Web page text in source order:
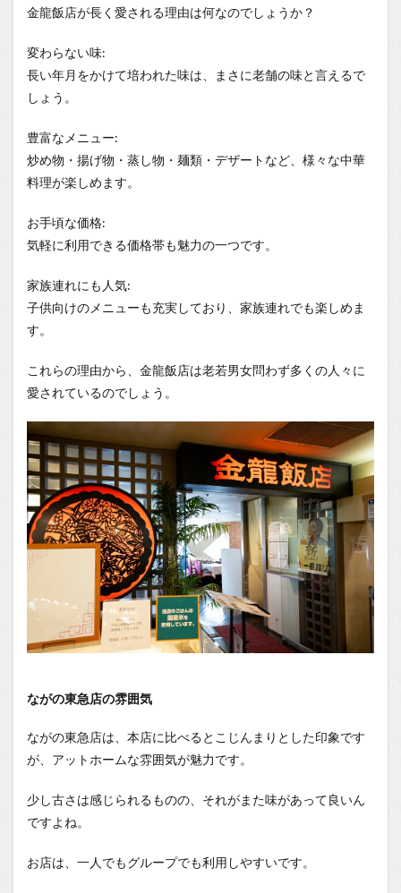
金龍飯店が長く愛される理由は何なのでしょうか？
変わらない味:
長い年月をかけて培われた味は、まさに老舗の味と言えるで
しょう。
豊富なメニュー:
炒め物・揚げ物・蒸し物・麺類・デザートなど、様々な中華
料理が楽しめます。
お手頃な価格:
気軽に利用できる価格帯も魅力の一つです。
家族連れにも人気:
子供向けのメニューも充実しており、家族連れでも楽しめま
す。
これらの理由から、金龍飯店は老若男女問わず多くの人々に
愛されているのでしょう。
ながの東急店の雰囲気
ながの東急店は、本店に比べるとこじんまりとした印象です
が、アットホームな雰囲気が魅力です。
少し古さは感じられるものの、それがまた味があって良いん
ですよね。
お店は、一人でもグループでも利用しやすいです。